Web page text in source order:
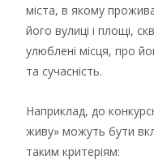
міста, в якому
його вулиці і площі,
улюблені місця, про
та сучасність.
Наприклад, до
живу» можуть бути
таким критеріям: